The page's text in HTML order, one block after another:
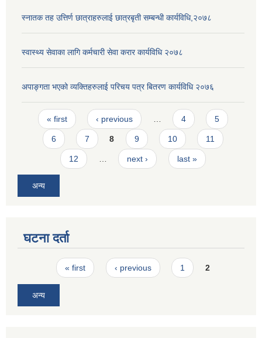
स्नातक तह उत्तिर्ण छात्राहरुलाई छात्रबृती सम्बन्धी कार्यविधि,२०७८
स्वास्थ्य सेवाका लागि कर्मचारी सेवा करार कार्यविधि २०७८
अपाङ्गता भएको व्यक्तिहरुलाई परिचय पत्र बितरण कार्यविधि २०७६
Pages
« first ‹ previous 4 5
6 7 8 9 10 11
12 next › last »
अन्य
घटना दर्ता
Pages« first ‹ previous 1 2
अन्य